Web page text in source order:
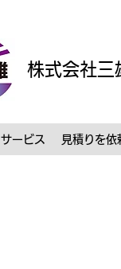
株式会社三
サービス 見積りを依